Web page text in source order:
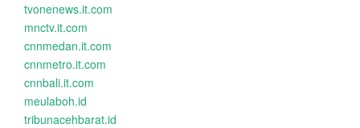
tvonenews.it.com
mnctv.it.com
cnnmedan.it.com
cnnmetro.it.com
cnnbali.it.com
meulaboh.id
tribunacehbarat.id